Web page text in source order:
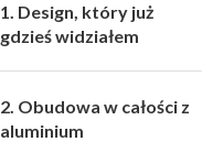
1. Design, który już
gdzieś widziałem
2. Obudowa w całości z
aluminium